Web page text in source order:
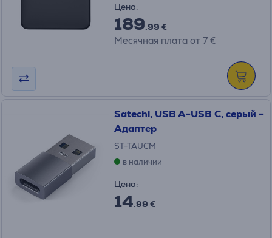
Цена:
189.99 €
Месячная плата от 7 €
Satechi, USB A-USB C, серый -
Адаптер
ST-TAUCM
в наличии
Цена:
14.99 €